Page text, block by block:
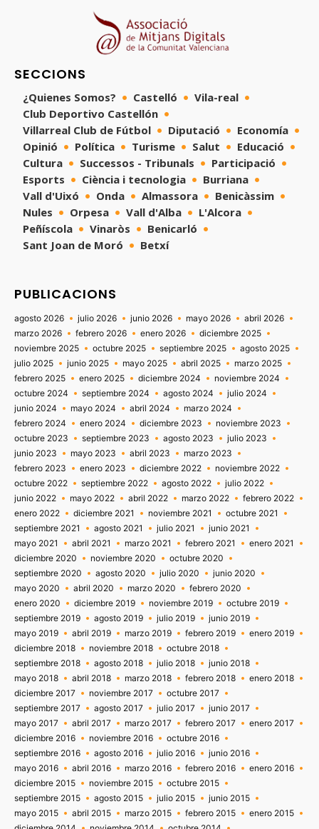
SECCIONS
¿Quienes Somos? Castelló
Vila-real
Club Deportivo Castellón
Villarreal Club de Fútbol
Diputació
Economía
Opinió
Política Turisme Salut
Educació
Cultura
Successos - Tribunals
Participació
Esports
Ciència i tecnologia
Burriana
Vall d'Uixó
Onda Almassora
Benicàssim
Nules
Orpesa Vall d'Alba
L'Alcora
Peñíscola
Vinaròs
Benicarló
Sant Joan de Moró
Betxí
PUBLICACIONS
agosto 2026 julio 2026 junio 2026 mayo 2026
abril 2026
marzo 2026
febrero 2026 enero 2026
diciembre 2025
noviembre 2025
octubre 2025 septiembre 2025
agosto 2025
julio 2025
junio 2025 mayo 2025 abril 2025
marzo 2025
febrero 2025
enero 2025 diciembre 2024
noviembre 2024
octubre 2024
septiembre 2024 agosto 2024
julio 2024
junio 2024
mayo 2024 abril 2024
marzo 2024
febrero 2024
enero 2024 diciembre 2023
noviembre 2023
octubre 2023
septiembre 2023 agosto 2023
julio 2023
junio 2023
mayo 2023 abril 2023
marzo 2023
febrero 2023
enero 2023 diciembre 2022
noviembre 2022
octubre 2022
septiembre 2022 agosto 2022
julio 2022
junio 2022
mayo 2022 abril 2022 marzo 2022
febrero 2022
enero 2022
diciembre 2021 noviembre 2021
octubre 2021
septiembre 2021
agosto 2021 julio 2021
junio 2021
mayo 2021
abril 2021 marzo 2021 febrero 2021
enero 2021
diciembre 2020
noviembre 2020
octubre 2020
septiembre 2020
agosto 2020 julio 2020
junio 2020
mayo 2020
abril 2020 marzo 2020
febrero 2020
enero 2020
diciembre 2019 noviembre 2019
octubre 2019
septiembre 2019
agosto 2019 julio 2019
junio 2019
mayo 2019
abril 2019 marzo 2019 febrero 2019
enero 2019
diciembre 2018
noviembre 2018
octubre 2018
septiembre 2018
agosto 2018 julio 2018
junio 2018
mayo 2018
abril 2018 marzo 2018 febrero 2018
enero 2018
diciembre 2017
noviembre 2017
octubre 2017
septiembre 2017
agosto 2017 julio 2017
junio 2017
mayo 2017
abril 2017 marzo 2017 febrero 2017
enero 2017
diciembre 2016
noviembre 2016
octubre 2016
septiembre 2016
agosto 2016 julio 2016
junio 2016
mayo 2016
abril 2016 marzo 2016 febrero 2016
enero 2016
diciembre 2015
noviembre 2015
octubre 2015
septiembre 2015
agosto 2015 julio 2015
junio 2015
mayo 2015
abril 2015 marzo 2015 febrero 2015
enero 2015